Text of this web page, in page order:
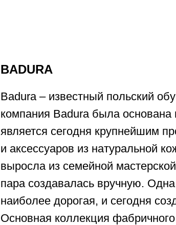
BADURA
Badura – известный польский
компания Badura была основана
является сегодня крупнейшим
и аксессуаров из натуральной
выросла из семейной
пара создавалась вручную.
наиболее дорогая, и сегодня
Основная коллекция